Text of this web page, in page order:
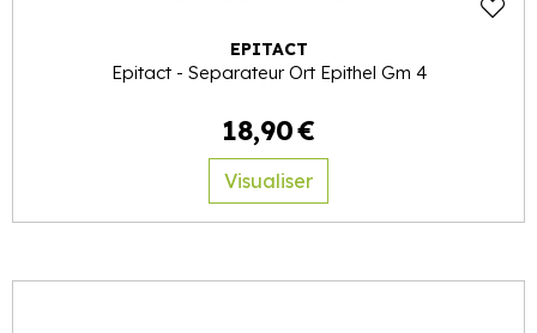
EPITACT
Epitact - Separateur Ort Epithel Gm 4
18,90€
Visualiser